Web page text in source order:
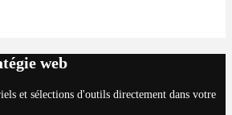
web
et sélections d'outils directement dans votre